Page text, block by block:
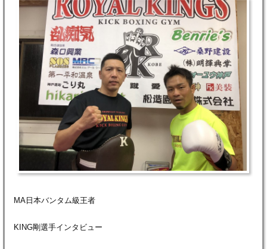
MA日本バンタム級王者
KING剛選手インタビュー